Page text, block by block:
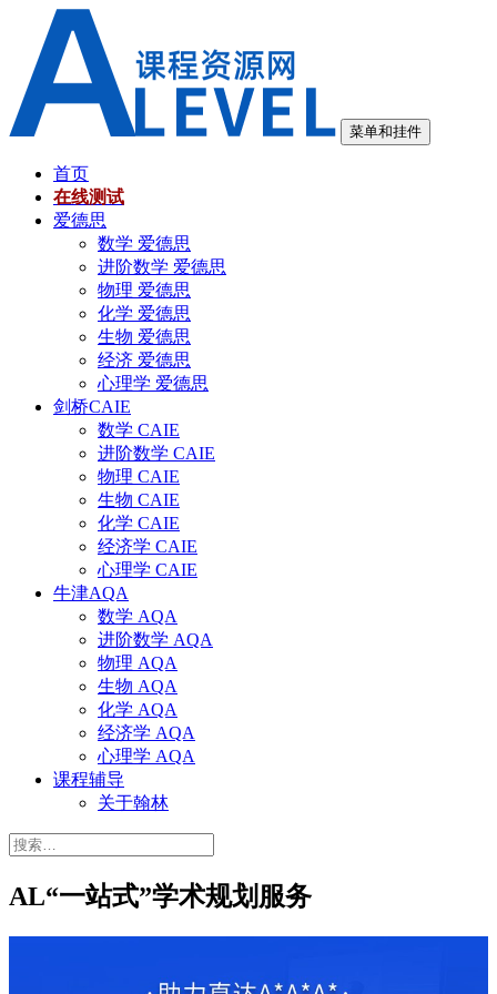
菜单和挂件
首页
在线测试
爱德思
数学 爱德思
进阶数学 爱德思
物理 爱德思
化学 爱德思
生物 爱德思
经济 爱德思
心理学 爱德思
剑桥CAIE
数学 CAIE
进阶数学 CAIE
物理 CAIE
生物 CAIE
化学 CAIE
经济学 CAIE
心理学 CAIE
牛津AQA
数学 AQA
进阶数学 AQA
物理 AQA
生物 AQA
化学 AQA
经济学 AQA
心理学 AQA
课程辅导
关于翰林
搜
AL“一站式”学术规划服务